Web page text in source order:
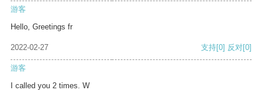
游客
Hello, Greetings fr
2022-02-27 支持[0] 反对[0]
游客
I called you 2 times. W